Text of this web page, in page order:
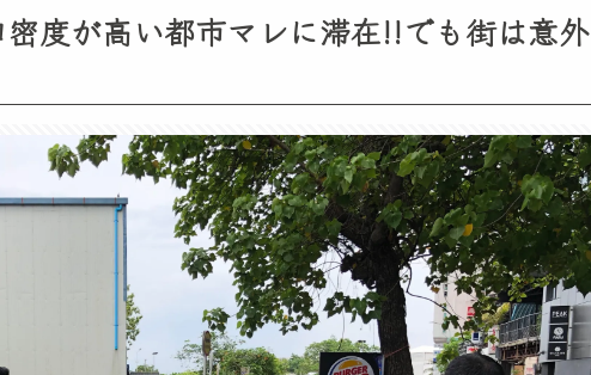
度が高い都市マレに滞在!!でも街は意外